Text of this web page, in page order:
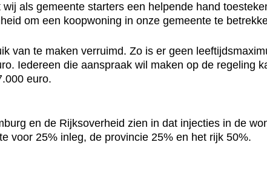
als gemeente starters een helpende hand
om een koopwoning in onze gemeente te
van te maken verruimd. Zo is er geen
Iedereen die aanspraak wil maken op de regeling
euro.
en de Rijksoverheid zien in dat injecties in de
voor 25% inleg, de provincie 25% en het rijk 50%.